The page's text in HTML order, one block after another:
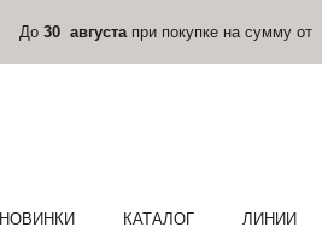
До 30 августа при покупке на сумму от
НОВИНКИ КАТАЛОГ ЛИНИИ